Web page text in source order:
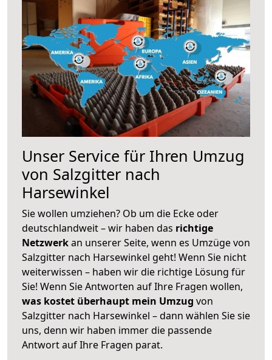
Unser Service für Ihren Umzug
von Salzgitter nach
Harsewinkel
Sie wollen umziehen? Ob um die Ecke oder
deutschlandweit – wir haben das richtige
Netzwerkan unserer Seite, wenn es Umzüge von
Salzgitter nach Harsewinkel geht! Wenn Sie nicht
weiterwissen – haben wir die richtige Lösung für
Sie! Wenn Sie Antworten auf Ihre Fragen wollen,
was kostet überhaupt mein Umzug von
Salzgitter nach Harsewinkel – dann wählen Sie sie
uns, denn wir haben immer die passende
Antwort auf Ihre Fragen parat.